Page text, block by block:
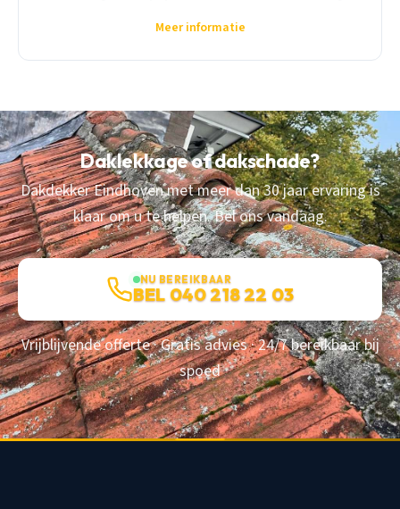
Meer informatie
Daklekkage of dakschade?
Dakdekker Eindhoven met meer dan 30 jaar ervaring is
klaar om u te helpen. Bel ons vandaag.
NU BEREIKBAAR
BEL 040 218 22 03
Vrijblijvende offerte · Gratis advies · 24/7 bereikbaar bij
spoed